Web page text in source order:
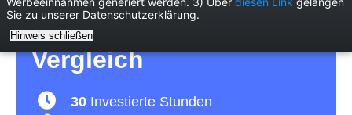
Fernbusreisen im
Vergleich
30 Investierte Stunden
Sie zu unserer Datenschutzerklärung.
Hinweis schließen